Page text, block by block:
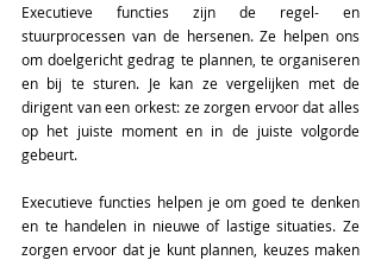
Executieve functies zijn de regel- en
stuurprocessen van de hersenen. Ze helpen ons
om doelgericht gedrag te plannen, te organiseren
en bij te sturen. Je kan ze vergelijken met de
dirigent van een orkest: ze zorgen ervoor dat alles
op het juiste moment en in de juiste volgorde
gebeurt.
Executieve functies helpen je om goed te denken
en te handelen in nieuwe of lastige situaties. Ze
zorgen ervoor dat je kunt plannen, keuzes maken